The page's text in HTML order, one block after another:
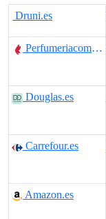
Druni.es
Perfumeriacomas.com
Douglas.es
Carrefour.es
Amazon.es